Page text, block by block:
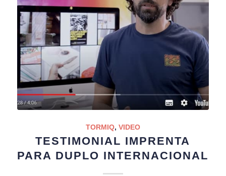
TORMIQ, VIDEO
TESTIMONIAL IMPRENTA
PARA DUPLO INTERNACIONAL